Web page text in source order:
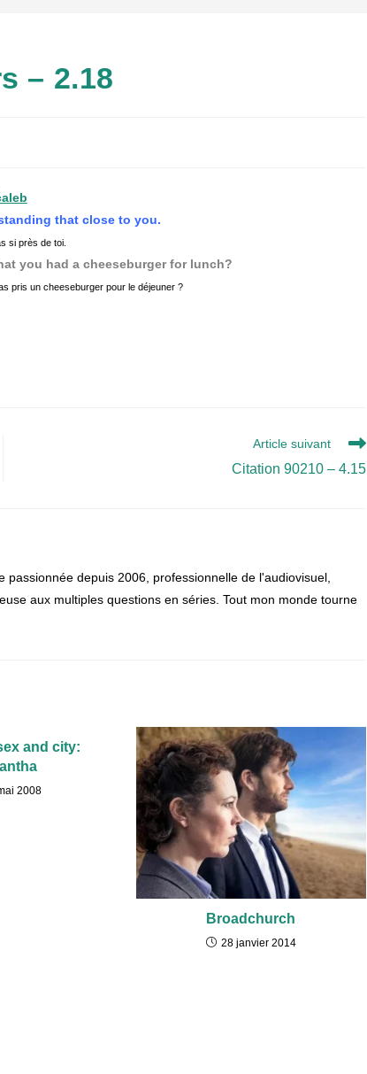
– 2.18
that close to you.
si près de toi.
you had a cheeseburger for lunch?
pris un cheeseburger pour le déjeuner ?
Article suivant
Citation 90210 – 4.15
depuis 2006, professionnelle de l'audiovisuel,
aux multiples questions en séries. Tout mon monde tourne
and city:
2008
Broadchurch
28 janvier 2014